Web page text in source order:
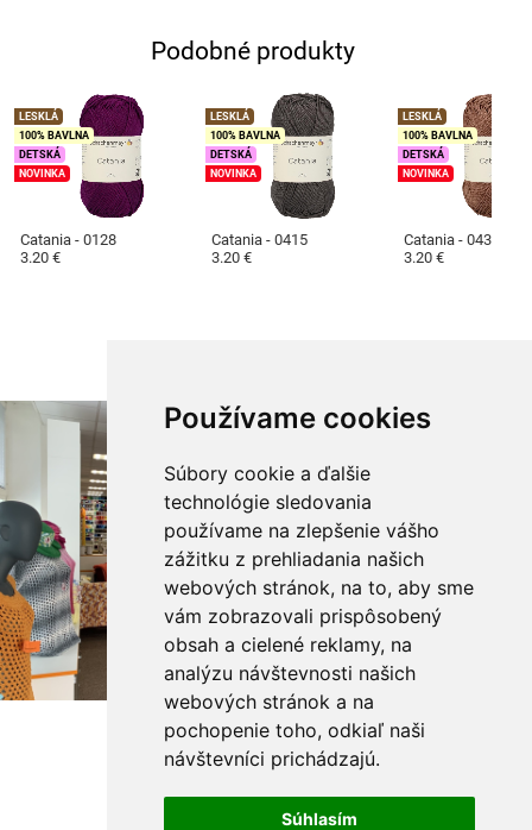
Používame cookies
Súbory cookie a ďalšie
technológie sledovania
používame na zlepšenie vášho
zážitku z prehliadania našich
webových stránok, na to, aby sme
vám zobrazovali prispôsobený
obsah a cielené reklamy, na
analýzu návštevnosti našich
webových stránok a na
pochopenie toho, odkiaľ naši
návštevníci prichádzajú.
Súhlasím
Podobné produkty
Catania - 0128
LESKLÁ
100% BAVLNA
DETSKÁ
NOVINKA
3.20 €
Catania - 0415
LESKLÁ
100% BAVLNA
DETSKÁ
NOVINKA
3.20 €
Catania - 0438
LESKLÁ
100% BAVLNA
DETSKÁ
NOVINKA
3.20 €